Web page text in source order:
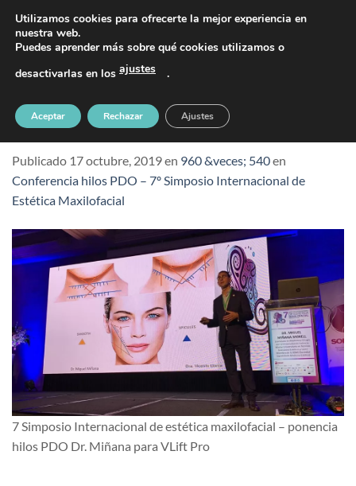
contenido
PIDE TU CITA AL TELÉFONO 637 42 97 25
7-simposio-internacional-estetica-
maxilofacial-hilos-pdo-dr-minana2
Publicado 17 octubre, 2019en 960 &veces; 540en
Conferencia hilos PDO – 7º Simposio Internacional de
Estética Maxilofacial
7 Simposio Internacional de estética maxilofacial – ponencia
hilos PDO Dr. Miñana para VLift Pro
Utilizamos cookies para ofrecerte la mejor experiencia en
nuestra web.
Puedes aprender más sobre qué cookies utilizamos o
desactivarlas en los ajustes .
Aceptar Rechazar Ajustes